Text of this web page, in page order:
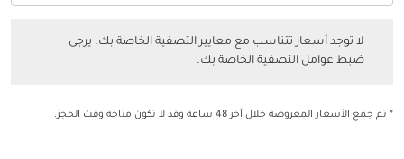
لا توجد أسعار تتناسب مع معايير التصفية الخاصة بك. يرجى
ضبط عوامل التصفية الخاصة بك.
* تم جمع الأسعار المعروضة خلال آخر 48 ساعة وقد لا تكون متاحة وقت الحجز.